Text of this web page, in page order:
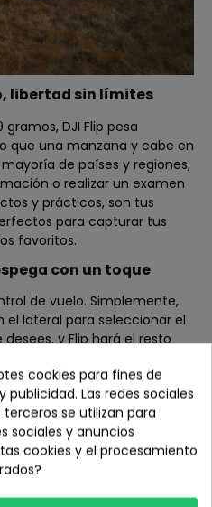
libertad sin límites
DJI Flip pesa
que una manzana y cabe en
de países y regiones,
o realizar un examen
y prácticos, son tus
para capturar tus
favoritos.
con un toque
de vuelo. Simplemente,
lateral para seleccionar el
y Flip hará el resto
o estés comenzando,
en un viaje de fotografía
facilidad.
cookies para fines de
Las redes sociales
se utilizan para
sociales y anuncios
cookies y el procesamiento